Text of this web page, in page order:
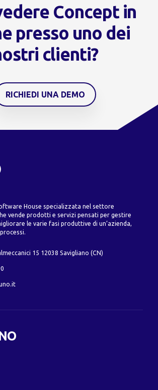
Concept in
presso uno dei
clienti?
RICHIEDI UNA DEMO
House specializzata nel settore
vende prodotti e servizi pensati per gestire
le varie fasi produttive di un’azienda,
15 12038 Savigliano (CN)